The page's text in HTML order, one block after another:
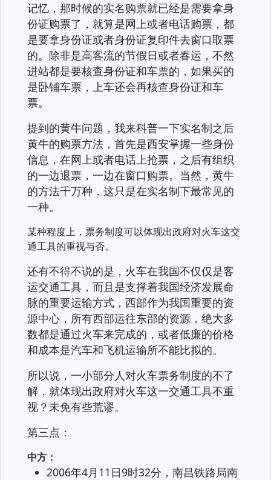
记忆，那时候的实名购票就已经是需要拿身
份证购票了，就算是网上或者电话购票，都
是要拿身份证或者身份证复印件去窗口取票
的。除非是高客流的节假日或者春运，不然
进站都是要核查身份证和车票的，如果买的
是卧铺车票，上车还会再核查身份证和车
票。
提到的黄牛问题，我来科普一下实名制之后
黄牛的购票方法，首先是西安掌握一些身份
信息，在网上或者电话上抢票，之后有组织
的一边退票，一边在窗口购票。当然，黄牛
的方法千万种，这只是在实名制下最常见的
一种。
某种程度上，票务制度可以体现出政府对火车这交
通工具的重视与否。
还有不得不说的是，火车在我国不仅仅是客
运交通工具，而且是支撑着我国经济发展命
脉的重要运输方式，西部作为我国重要的资
源中心，所有西部运往东部的资源，绝大多
数都是通过火车来完成的，或者低廉的价格
和成本是汽车和飞机运输所不能比拟的。
所以说，一小部分人对火车票务制度的不了
解，就体现出政府对火车这一交通工具不重
视？未免有些荒谬。
第三点：
中方：
2006年4月11日9时32分，南昌铁路局南